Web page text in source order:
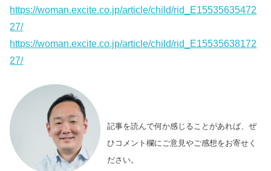
https://woman.excite.co.jp/article/child/rid_E15535635472
27/
https://woman.excite.co.jp/article/child/rid_E15535638172
27/
記事を読んで何か感じることがあれば、ぜ
ひコメント欄にご意見やご感想をお寄せく
ださい。